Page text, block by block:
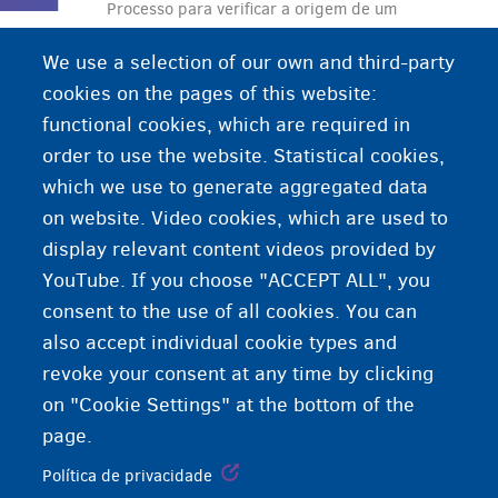
Processo para verificar a origem de um
de que a assinatura e o carimbo contidos no
documento são genuínos.
A legalização está relacionada à forma do
documento, mas não confirma se seu conteúdo
está correto.
We use a selection of our own and third-party
cookies on the pages of this website:
functional cookies, which are required in
order to use the website. Statistical cookies,
which we use to generate aggregated data
on website. Video cookies, which are used to
display relevant content videos provided by
YouTube. If you choose "ACCEPT ALL", you
consent to the use of all cookies. You can
also accept individual cookie types and
revoke your consent at any time by clicking
on "Cookie Settings" at the bottom of the
page.
Política de privacidade